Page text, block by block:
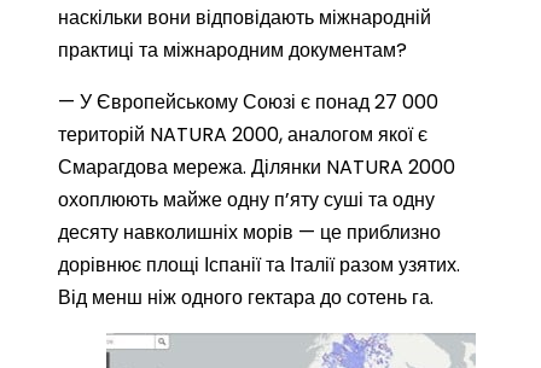
наскільки вони відповідають міжнародній
практиці та міжнародним документам?
— У Європейському Союзі є понад 27 000
територій NATURA 2000, аналогом якої є
Смарагдова мережа. Ділянки NATURA 2000
охоплюють майже одну п’яту суші та одну
десяту навколишніх морів — це приблизно
дорівнює площі Іспанії та Італії разом узятих.
Від менш ніж одного гектара до сотень га.